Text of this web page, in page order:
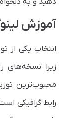
دهید و به
آموزش
انتخاب یکی از
زیرا نسخه‌های
محبوب‌ترین
رابط گرافیکی